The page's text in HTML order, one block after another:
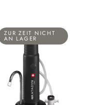
ZUR ZEIT NICHT
AN LAGER